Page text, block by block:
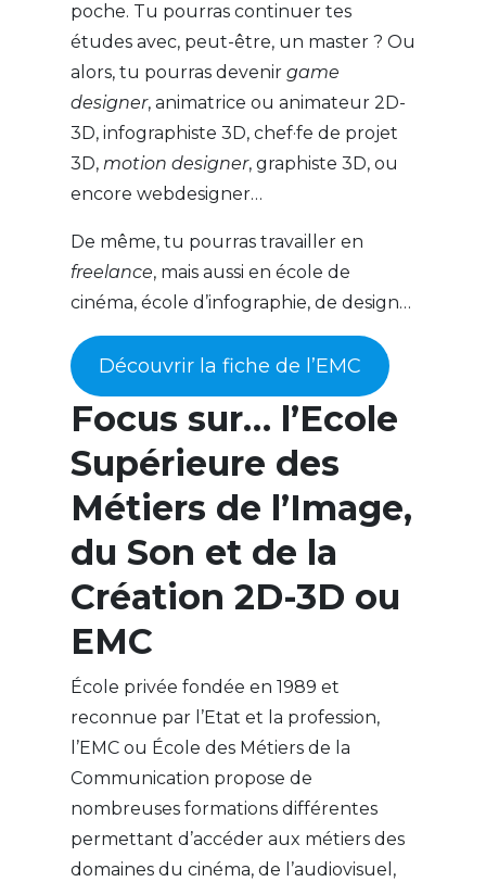
poche. Tu pourras continuer tes
études avec, peut-être, un master ? Ou
alors, tu pourras devenir game
designer, animatrice ou animateur 2D-
3D, infographiste 3D, chef·fe de projet
3D, motion designer, graphiste 3D, ou
encore webdesigner…
De même, tu pourras travailler en
freelance, mais aussi en école de
cinéma, école d’infographie, de design…
Découvrir la fiche de l’EMC
Focus sur… l’Ecole
Supérieure des
Métiers de l’Image,
du Son et de la
Création 2D-3D ou
EMC
École privée fondée en 1989 et
reconnue par l’Etat et la profession,
l’EMC ou École des Métiers de la
Communication propose de
nombreuses formations différentes
permettant d’accéder aux métiers des
domaines du cinéma, de l’audiovisuel,